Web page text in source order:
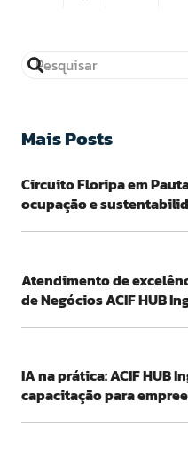
Mais Posts
Circuito Floripa em
ocupação e
Atendimento de
de Negócios ACIF HUB
IA na prática: ACIF HUB
capacitação para